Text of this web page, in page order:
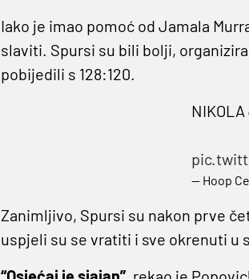
Iako je imao pomoć od Jamala
slaviti. Spursi su bili bolji,
pobijedili s 128:120.
— Hoop
Zanimljivo, Spursi su nakon prve
uspjeli su se vratiti i sve okrenuti u